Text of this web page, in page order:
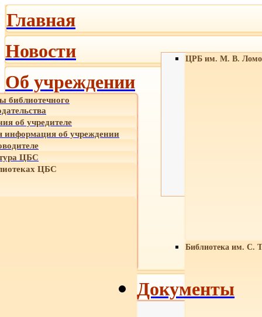
Главная
Новости
Об учреждении
библиотечного
об учредителе
об учреждении
ЦБС
ЦБС
ЦРБ им. М. В.
Библиотека им. С.
Документы